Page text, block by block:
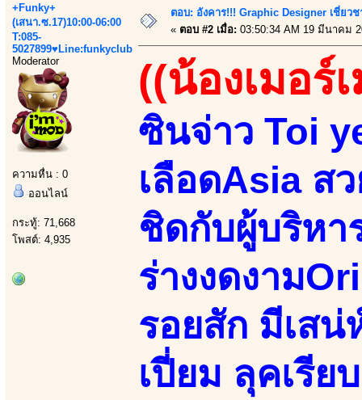
+Funky+
(เสนา.ซ.17)10:00-06:00
T:085-
5027899♥Line:funkyclub
Moderator
ความหื่น : 0
ออนไลน์
กระทู้: 71,668
โพสต์: 4,935
ตอบ: อังคาร!!! Graphic Designer เชี่ยว
« ตอบ #2 เมื่อ: 03:50:34 AM 19 มีนาคม
((น้องเมอร์
ซินจ่าว Toi
เลือดAsia ส
ชิดกับผู้บริหา
ร่างงดงาม
รอยสัก มีเส
เปี่ยม ลุคเรี